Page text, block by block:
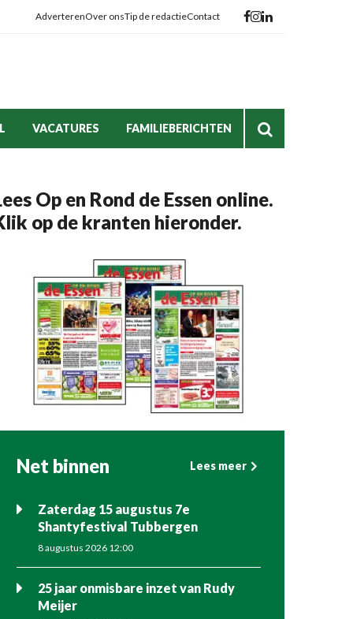
AdverterenOver onsTip de redactieContact
VACATURES FAMILIEBERICHTEN
Op en Rond de Essen online.
op de kranten hieronder.
Net binnen Lees meer
Zaterdag 15 augustus 7e
Shantyfestival Tubbergen
8 augustus 2026 12:00
25 jaar onmisbare inzet van Rudy
Meijer